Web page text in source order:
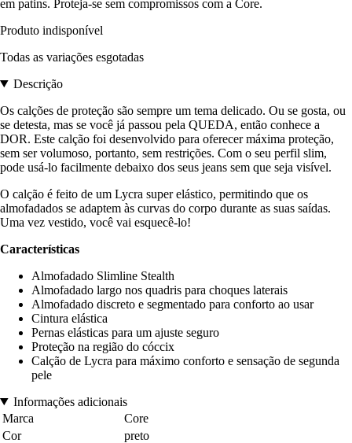
em patins. Proteja-se sem compromissos com a Core.
Produto indisponível
Todas as variações esgotadas
Descrição
Os calções de proteção são sempre um tema delicado. Ou se gosta, ou
se detesta, mas se você já passou pela QUEDA, então conhece a
DOR. Este calção foi desenvolvido para oferecer máxima proteção,
sem ser volumoso, portanto, sem restrições. Com o seu perfil slim,
pode usá-lo facilmente debaixo dos seus jeans sem que seja visível.
O calção é feito de um Lycra super elástico, permitindo que os
almofadados se adaptem às curvas do corpo durante as suas saídas.
Uma vez vestido, você vai esquecê-lo!
Características
Almofadado Slimline Stealth
Almofadado largo nos quadris para choques laterais
Almofadado discreto e segmentado para conforto ao usar
Cintura elástica
Pernas elásticas para um ajuste seguro
Proteção na região do cóccix
Calção de Lycra para máximo conforto e sensação de segunda
pele
Informações adicionais
Marca
Core
Cor
preto